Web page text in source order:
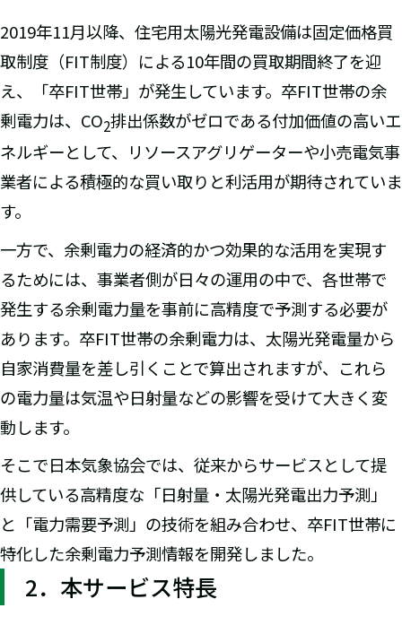
2019年11月以降、住宅用太陽光発電設備は固定価格買
取制度（FIT制度）による10年間の買取期間終了を迎
え、「卒FIT世帯」が発生しています。卒FIT世帯の余
剰電力は、CO2排出係数がゼロである付加価値の高いエ
ネルギーとして、リソースアグリゲーターや小売電気事
業者による積極的な買い取りと利活用が期待されていま
す。
一方で、余剰電力の経済的かつ効果的な活用を実現す
るためには、事業者側が日々の運用の中で、各世帯で
発生する余剰電力量を事前に高精度で予測する必要が
あります。卒FIT世帯の余剰電力は、太陽光発電量から
自家消費量を差し引くことで算出されますが、これら
の電力量は気温や日射量などの影響を受けて大きく変
動します。
そこで日本気象協会では、従来からサービスとして提
供している高精度な「日射量・太陽光発電出力予測」
と「電力需要予測」の技術を組み合わせ、卒FIT世帯に
特化した余剰電力予測情報を開発しました。
2．本サービス特長